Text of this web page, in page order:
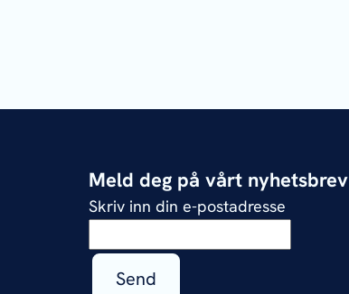
Meld deg på vårt nyhetsbrev
Skriv inn din e-postadresse
Send